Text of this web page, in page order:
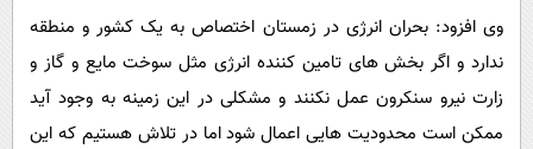
وی افزود: بحران انرژی در زمستان اختصاص به یک کشور و منطقه
ندارد و اگر بخش های تامین کننده انرژی مثل سوخت مایع و گاز و
زارت نیرو سنکرون عمل نکنند و مشکلی در این زمینه به وجود آید
ممکن است محدودیت هایی اعمال شود اما در تلاش هستیم که این